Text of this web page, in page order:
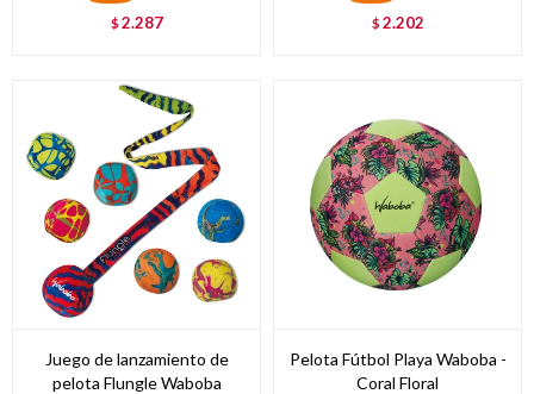
$2.287 $2.202
Juego de lanzamiento de
pelota Flungle Waboba
Pelota Fútbol Playa Waboba -
Coral Floral